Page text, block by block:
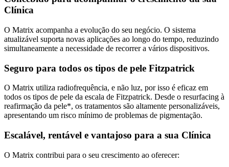
Clínica
O Matrix acompanha a evolução do seu negócio. O sistema
atualizável suporta novas aplicações ao longo do tempo, reduzindo
simultaneamente a necessidade de recorrer a vários dispositivos.
Seguro para todos os tipos de pele Fitzpatrick
O Matrix utiliza radiofrequência, e não luz, por isso é eficaz em
todos os tipos de pele da escala de Fitzpatrick. Desde o resurfacing à
reafirmação da pele*, os tratamentos são altamente personalizáveis,
apresentando um risco mínimo de problemas de pigmentação.
Escalável, rentável e vantajoso para a sua Clínica
O Matrix contribui para o seu crescimento ao oferecer: